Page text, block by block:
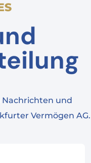
Nachrichten und
Vermögen AG.